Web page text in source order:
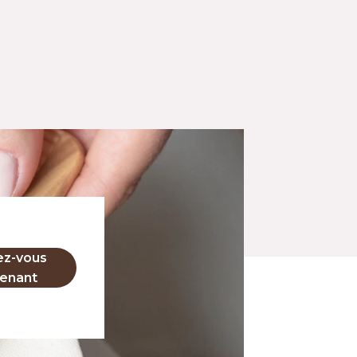
vous